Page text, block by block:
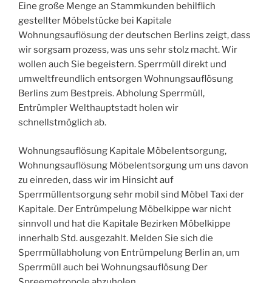
Eine große Menge an Stammkunden behilflich
gestellter Möbelstücke bei Kapitale
Wohnungsauflösung der deutschen Berlins zeigt, dass
wir sorgsam prozess, was uns sehr stolz macht. Wir
wollen auch Sie begeistern. Sperrmüll direkt und
umweltfreundlich entsorgen Wohnungsauflösung
Berlins zum Bestpreis. Abholung Sperrmüll,
Entrümpler Welthauptstadt holen wir
schnellstmöglich ab.
Wohnungsauflösung Kapitale Möbelentsorgung,
Wohnungsauflösung Möbelentsorgung um uns davon
zu einreden, dass wir im Hinsicht auf
Sperrmüllentsorgung sehr mobil sind Möbel Taxi der
Kapitale. Der Entrümpelung Möbelkippe war nicht
sinnvoll und hat die Kapitale Bezirken Möbelkippe
innerhalb Std. ausgezahlt. Melden Sie sich die
Sperrmüllabholung von Entrümpelung Berlin an, um
Sperrmüll auch bei Wohnungsauflösung Der